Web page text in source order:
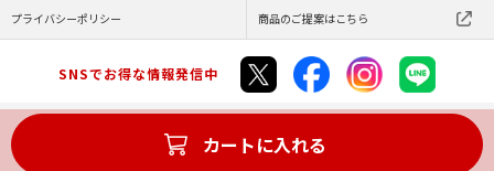
カートに入れる
プライバシーポリシー 商品のご提案はこちら
SNSでお得な情報発信中